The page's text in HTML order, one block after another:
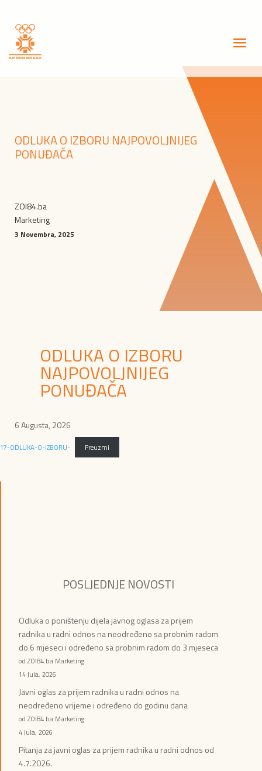
ODLUKA O IZBORU NAJPOVOLJNIJEG
PONUĐAČA
ZOI84.ba
Marketing
3 Novembra, 2025
ODLUKA O IZBORU
NAJPOVOLJNIJEG
PONUĐAČA
6 Augusta, 2026
17-ODLUKA-O-IZBORU- Preuzmi
POSLJEDNJE NOVOSTI
Odluka o poništenju dijela javnog oglasa za prijem
radnika u radni odnos na neodređeno sa probnim radom
do 6 mjeseci i određeno sa probnim radom do 3 mjeseca
od ZOI84.ba Marketing
14 Jula, 2026
Javni oglas za prijem radnika u radni odnos na
neodređeno vrijeme i određeno do godinu dana
od ZOI84.ba Marketing
4 Jula, 2026
Pitanja za javni oglas za prijem radnika u radni odnos od
4.7.2026.